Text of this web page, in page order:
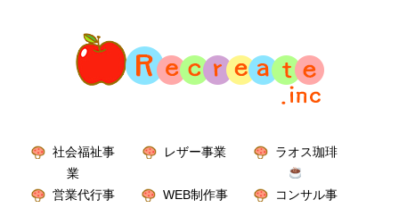
社会福祉事
業
レザー事業 ラオス珈琲
営業代行事
WEB制作事
コンサル事